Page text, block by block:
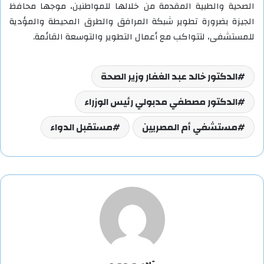
الصحية والطبية المقدمة من خلالها للمواطنين، موجها محافظ
الجيزة بضرورة تطوير شبكة المرافق والطرق المحيطة والمؤدية
للمستشفى، لتتواكب مع أعمال التطوير والتوسعة القائمة.
الدكتور خالد عبد الغفار وزير الصحة
الدكتور مصطفي مدبولي رئيس الوزراء
مستشفي أم المصريين
مستقبل الدواء